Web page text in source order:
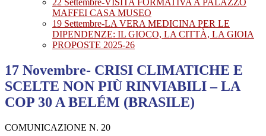
22 Settembre-VISITA FORMATIVA A PALAZZO
MAFFEI CASA MUSEO
19 Settembre-LA VERA MEDICINA PER LE
DIPENDENZE: IL GIOCO, LA CITTÀ, LA GIOIA
PROPOSTE 2025-26
17 Novembre- CRISI CLIMATICHE E
SCELTE NON PIÙ RINVIABILI – LA
COP 30 A BELÉM (BRASILE)
COMUNICAZIONE N. 20